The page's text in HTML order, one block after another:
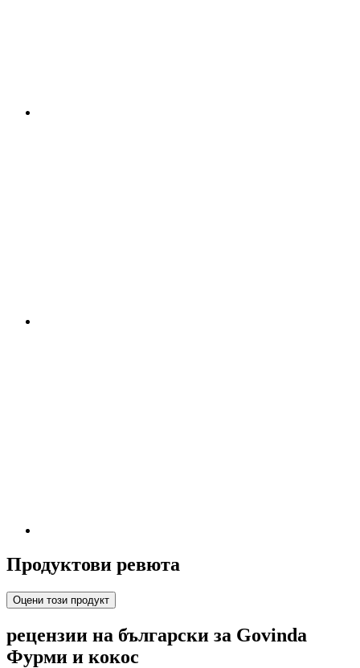
Продуктови ревюта
Оцени този продукт
рецензии на български за Govinda
Фурми и кокос